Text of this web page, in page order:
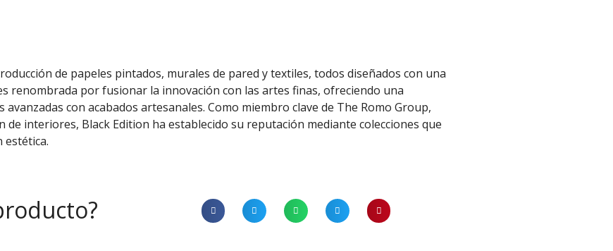
de papeles pintados, murales de pared y textiles, todos diseñados con una
renombrada por fusionar la innovación con las artes finas, ofreciendo una
con acabados artesanales. Como miembro clave de The Romo Group,
interiores, Black Edition ha establecido su reputación mediante colecciones que
estética.